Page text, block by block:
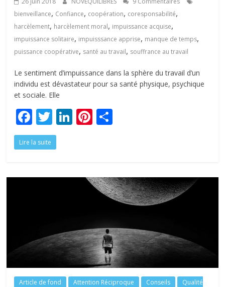
bienveillance, Confiance, coopération, coresponsabilité,
harcèlement, harcèlement moral, impuissance acquise,
impuissance solitaire, impuisssance apprise, manque de temps,
puissance coopérative, santé au travail, souffrance au travail
Le sentiment d’impuissance dans la sphère du travail d’un
individu est dévastateur pour sa santé physique, psychique
et sociale. Elle
F
ac
e
o
T
w
itt
Li
dI
Pi
st er
Lire la suite
Article de fond Attention Réciproque Conseils
Qualité